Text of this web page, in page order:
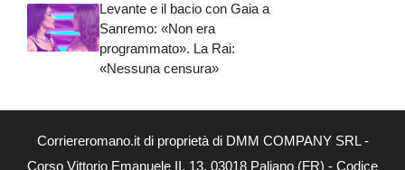
Levante e il bacio con Gaia a
Sanremo: «Non era
programmato». La Rai:
«Nessuna censura»
Corriereromano.it di proprietà di DMM COMPANY SRL -
Corso Vittorio Emanuele II, 13, 03018 Paliano (FR) - Codice